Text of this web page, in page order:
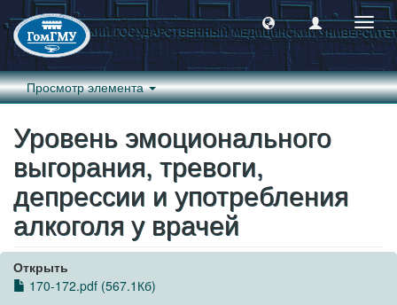
Просмотр элемента
Уровень эмоционального
выгорания, тревоги,
депрессии и употребления
алкоголя у врачей
Открыть
170-172.pdf (567.1Кб)